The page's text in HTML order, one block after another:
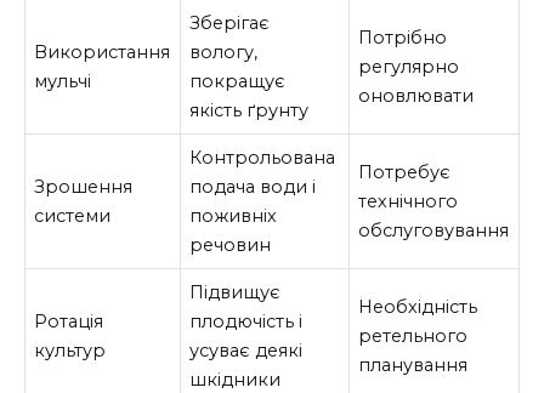
Використання
мульчі
Зберігає
вологу,
покращує
якість ґрунту
Потрібно
регулярно
оновлювати
Зрошення
системи
Контрольована
подача води і
поживніх
речовин
Потребує
технічного
обслуговування
Ротація
культур
Підвищує
плодючість і
усуває деякі
шкідники
Необхідність
ретельного
планування